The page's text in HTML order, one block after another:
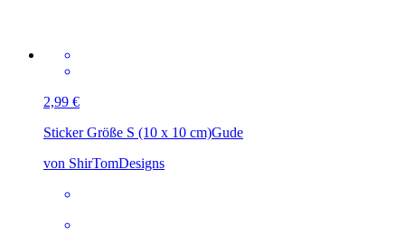
2,99 €
Sticker Größe S (10 x 10 cm)Gude
von ShirTomDesigns